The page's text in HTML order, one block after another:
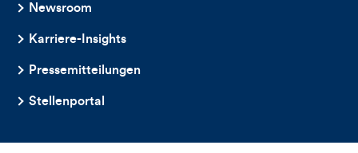
Newsroom
Karriere-Insights
Pressemitteilungen
Stellenportal